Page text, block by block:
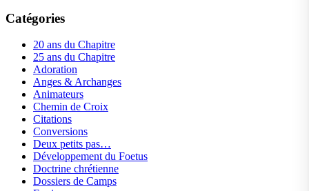
Catégories
20 ans du Chapitre
25 ans du Chapitre
Adoration
Anges & Archanges
Animateurs
Chemin de Croix
Citations
Conversions
Deux petits pas…
Développement du Foetus
Doctrine chrétienne
Dossiers de Camps